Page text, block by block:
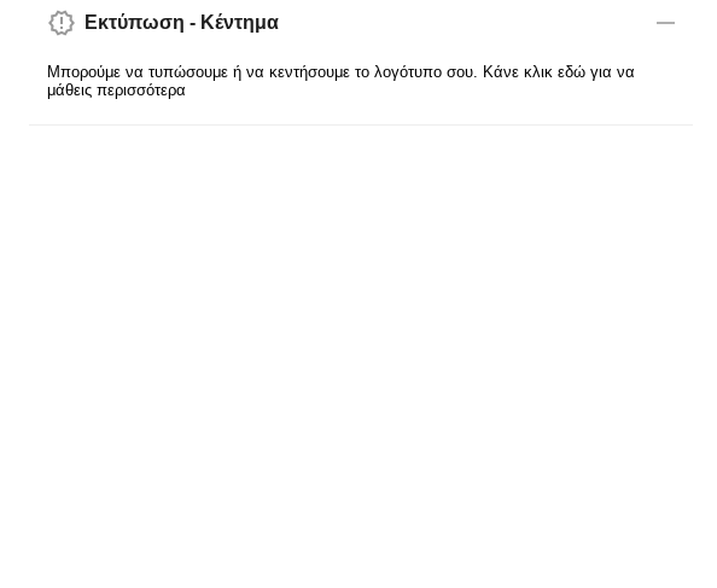
Εκτύπωση - Κέντημα
Μπορούμε να τυπώσουμε ή να κεντήσουμε το λογότυπο σου. Κάνε κλικ εδώ για να
μάθεις περισσότερα